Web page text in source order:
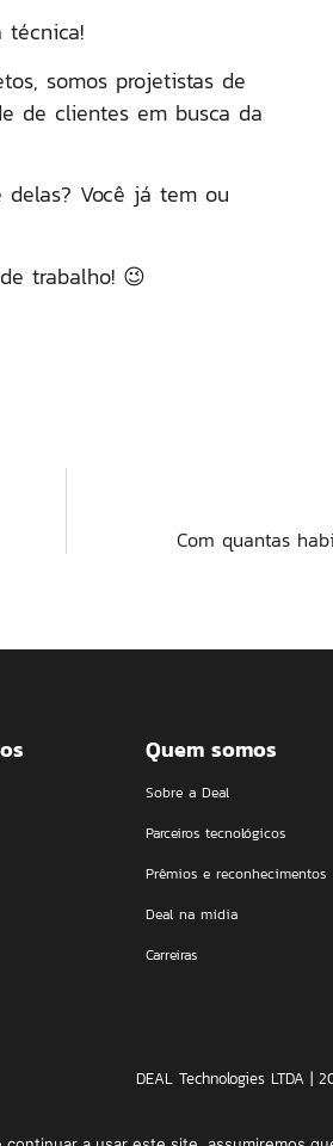
técnica!
somos projetistas de
de clientes em busca da
Você já tem ou
trabalho! 😉
Com quantas
Quem somos
Sobre a Deal
Parceiros tecnológicos
Prêmios e reconhecimentos
Deal na mídia
Carreiras
DEAL Technologies LTDA